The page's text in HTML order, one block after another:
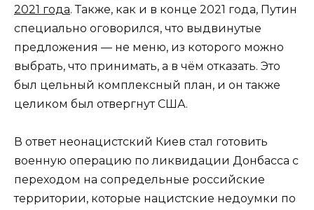
2021 года. Также, как и в конце 2021 года, Путин
специально оговорился, что выдвинутые
предложения — не меню, из которого можно
выбрать, что принимать, а в чём отказать. Это
был цельный комплексный план, и он также
целиком был отвергнут США.
В ответ неонацистский Киев стал готовить
военную операцию по ликвидации Донбасса с
переходом на сопредельные российские
территории, которые нацистские недоумки по